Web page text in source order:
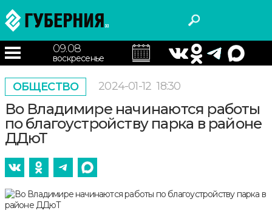
09.08
воскресенье
ОБЩЕСТВО 2024-01-12 18:30
Во Владимире начинаются работы
по благоустройству парка в районе
ДДюТ